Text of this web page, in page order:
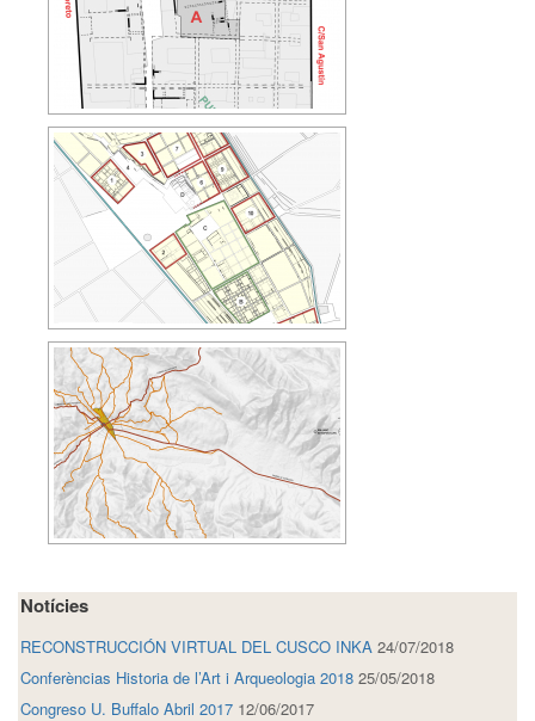
Notícies
RECONSTRUCCIÓN VIRTUAL DEL CUSCO INKA 24/07/2018
Conferèncias Historia de l’Art i Arqueologia 2018 25/05/2018
Congreso U. Buffalo Abril 2017 12/06/2017